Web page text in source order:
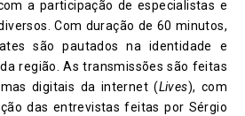
a participação de especialistas e
Com duração de 60 minutos,
são pautados na identidade e
região. As transmissões são feitas
digitais da internet (Lives), com
das entrevistas feitas por Sérgio